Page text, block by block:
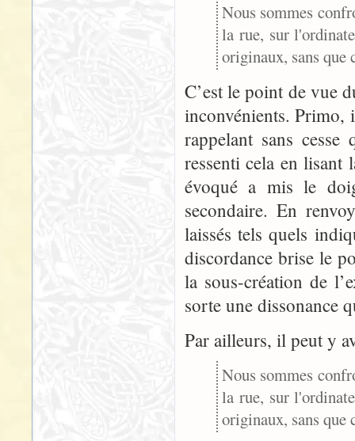
Nous sommes
la rue, sur
originaux, sans que
C’est le point de vue
inconvénients. Primo,
rappelant sans cesse
ressenti cela en
évoqué a mis le
secondaire. En
laissés tels quels
discordance brise le
la sous-création de
sorte une dissonance
Par ailleurs, il peut y
Nous sommes
la rue, sur
originaux, sans que